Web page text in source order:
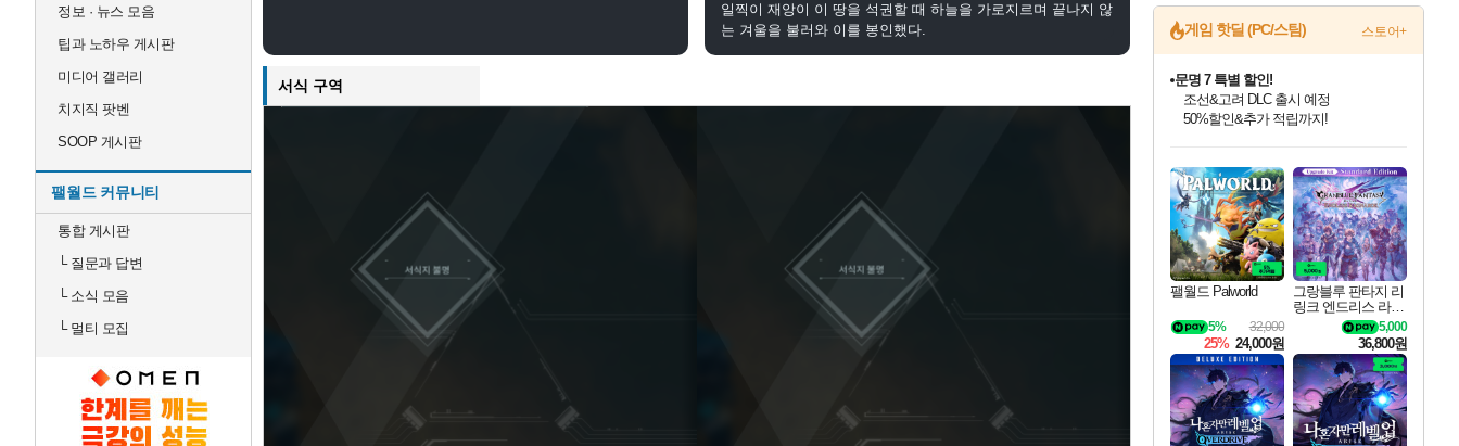
정보 · 뉴스 모음
팁과 노하우 게시판
미디어 갤러리
치지직 팟벤
SOOP 게시판
팰월드 커뮤니티
통합 게시판
└질문과 답변
└소식 모음
└멀티 모집
일찍이 재앙이 이 땅을 석권할 때 하늘을 가로지르며 끝나지 않
는 겨울을 불러와 이를 봉인했다.
서식 구역
게임 핫딜 (PC/스팀) 스토어+
최대 90% 할인가를 만나보세요!
네이버혜택과 함께 만나보세요!
문명 7 특별 할인!
조선&고려 DLC 출시 예정
50%할인&추가 적립까지!
네이버 포인트 혜택까지!
이니&베니 혜택까지!
네이버 혜택가와 함께 예약하세요!
할인&네이버혜택으로 만나보세요!
네이버페이 혜택과 만나보세요!
40주년 프로모션으로 만나보세요!
할인가에 만나보세요!
일부 에디션 상시 할인!
혜택으로 예약 판매 중
편안하게 충전하세요
팰월드 Palworld
32,000
5%
25% 24,000원
그랑블루 판타지 리
링크 엔드리스 라그
나로크 업그레이드
킷 Granblue Fantasy
Relink Endless Ragn
arok Upgrade Kit DL
C
5,000
36,800원